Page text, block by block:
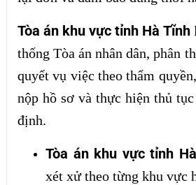
Tòa án khu vực tỉnh Hà Tĩnh
thống Tòa án nhân dân, phân
quyết vụ việc theo thẩm
nộp hồ sơ và thực hiện thủ
định.
Tòa án khu vực tỉnh
xét xử theo từng khu vực